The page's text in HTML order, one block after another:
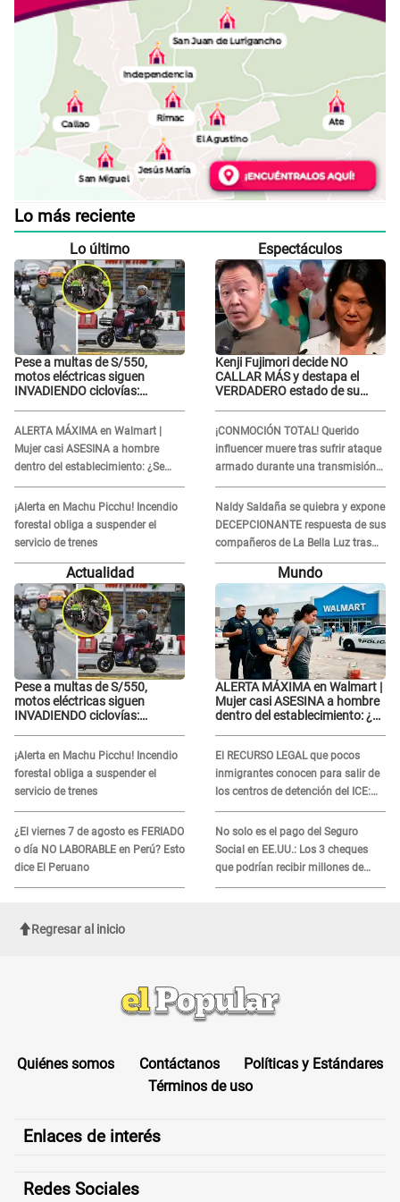
Lo más reciente
Lo último
Pese a multas de S/550,
motos eléctricas siguen
INVADIENDO ciclovías:
nuevas reglas
ALERTA MÁXIMA en Walmart |
Mujer casi ASESINA a hombre
dentro del establecimiento: ¿Se
logró atrapar al sospechoso?
¡Alerta en Machu Picchu! Incendio
forestal obliga a suspender el
servicio de trenes
Espectáculos
Kenji Fujimori decide NO
CALLAR MÁS y destapa el
VERDADERO estado de su
Fujimori: "Mi familia es Érika,
mi suegra..."
¡CONMOCIÓN TOTAL! Querido
influencer muere tras sufrir ataque
armado durante una transmisión
en vivo
Naldy Saldaña se quiebra y expone
DECEPCIONANTE respuesta de sus
compañeros de La Bella Luz tras
sufrir agresión: "Sabían lo que
Actualidad
Pese a multas de S/550,
motos eléctricas siguen
INVADIENDO ciclovías:
¡Alerta en Machu Picchu! Incendio
forestal obliga a suspender el
servicio de trenes
¿El viernes 7 de agosto es FERIADO
o día NO LABORABLE en Perú? Esto
dice El Peruano
Mundo
ALERTA MÁXIMA en Walmart |
Mujer casi ASESINA a hombre
dentro del establecimiento: ¿Se
El RECURSO LEGAL que pocos
inmigrantes conocen para salir de
los centros de detención del ICE:
Trump quiere ELIMINARLO
No solo es el pago del Seguro
Social en EE.UU.: Los 3 cheques
que podrían recibir millones de
personas en agosto
Regresar al inicio
Quiénes somos Contáctanos
Políticas y Estándares
Términos de uso
Enlaces de interés
Redes Sociales